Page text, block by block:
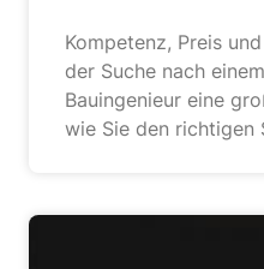
Kompetenz, Preis
der Suche nach
Bauingenieur eine
wie Sie den richtigen